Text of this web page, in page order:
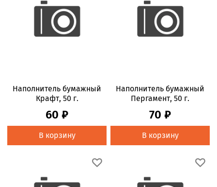
Наполнитель бумажный
Крафт, 50 г.
60 ₽
В корзину
Наполнитель бумажный
Пергамент, 50 г.
70 ₽
В корзину